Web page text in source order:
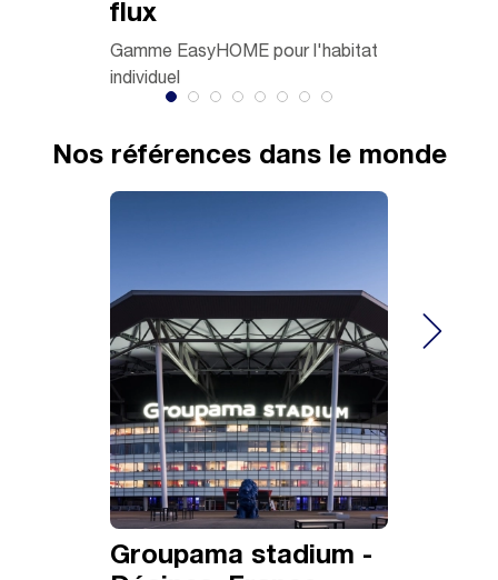
flux
Gamme EasyHOME pour l'habitat
individuel
Nos références dans le monde
Groupama stadium -